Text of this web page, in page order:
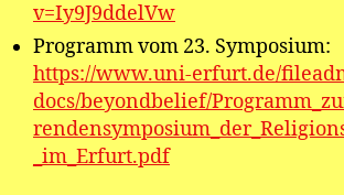
v=Iy9J9ddelVw
Programm vom 23. Symposium:
https://www.uni-erfurt.de/
docs/beyondbelief/
_im_Erfurt.pdf